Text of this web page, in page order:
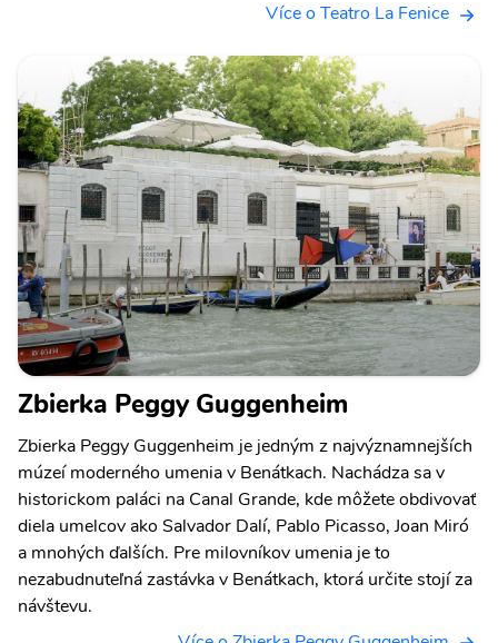
Více o Teatro La Fenice
Zbierka Peggy Guggenheim
Zbierka Peggy Guggenheim je jedným z najvýznamnejších
múzeí moderného umenia v Benátkach. Nachádza sa v
historickom paláci na Canal Grande, kde môžete obdivovať
diela umelcov ako Salvador Dalí, Pablo Picasso, Joan Miró
a mnohých ďalších. Pre milovníkov umenia je to
nezabudnuteľná zastávka v Benátkach, ktorá určite stojí za
návštevu.